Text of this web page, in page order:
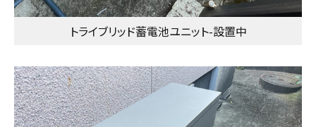
トライブリッド蓄電池ユニット-設置中